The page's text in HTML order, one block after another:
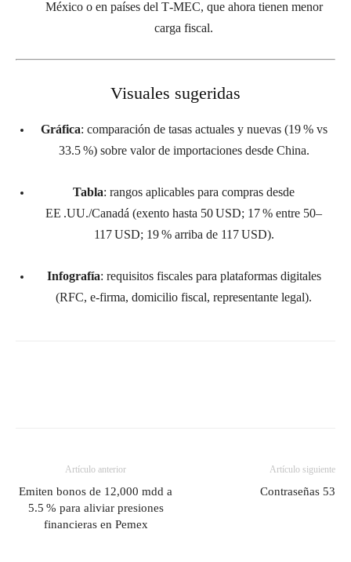
México o en países del T‑MEC, que ahora tienen menor
carga fiscal.
Visuales sugeridas
Gráfica: comparación de tasas actuales y nuevas (19 % vs
33.5 %) sobre valor de importaciones desde China.
Tabla: rangos aplicables para compras desde
EE .UU./Canadá (exento hasta 50 USD; 17 % entre 50–
117 USD; 19 % arriba de 117 USD).
Infografía: requisitos fiscales para plataformas digitales
(RFC, e‑firma, domicilio fiscal, representante legal).
Artículo anterior
Emiten bonos de 12,000 mdd a
5.5 % para aliviar presiones
financieras en Pemex
Artículo siguiente
Contraseñas 53